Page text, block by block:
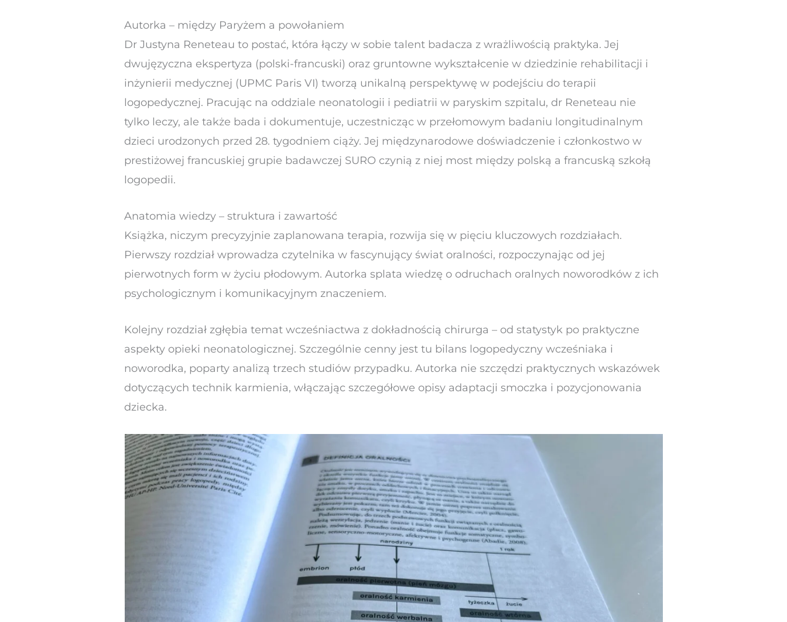
Autorka – między Paryżem a powołaniem
Dr Justyna Reneteau to postać, która łączy w sobie talent badacza z wrażliwością praktyka. Jej
dwujęzyczna ekspertyza (polski-francuski) oraz gruntowne wykształcenie w dziedzinie rehabilitacji i
inżynierii medycznej (UPMC Paris VI) tworzą unikalną perspektywę w podejściu do terapii
logopedycznej. Pracując na oddziale neonatologii i pediatrii w paryskim szpitalu, dr Reneteau nie
tylko leczy, ale także bada i dokumentuje, uczestnicząc w przełomowym badaniu longitudinalnym
dzieci urodzonych przed 28. tygodniem ciąży. Jej międzynarodowe doświadczenie i członkostwo w
prestiżowej francuskiej grupie badawczej SURO czynią z niej most między polską a francuską szkołą
logopedii.
Anatomia wiedzy – struktura i zawartość
Książka, niczym precyzyjnie zaplanowana terapia, rozwija się w pięciu kluczowych rozdziałach.
Pierwszy rozdział wprowadza czytelnika w fascynujący świat oralności, rozpoczynając od jej
pierwotnych form w życiu płodowym. Autorka splata wiedzę o odruchach oralnych noworodków z ich
psychologicznym i komunikacyjnym znaczeniem.
Kolejny rozdział zgłębia temat wcześniactwa z dokładnością chirurga – od statystyk po praktyczne
aspekty opieki neonatologicznej. Szczególnie cenny jest tu bilans logopedyczny wcześniaka i
noworodka, poparty analizą trzech studiów przypadku. Autorka nie szczędzi praktycznych wskazówek
dotyczących technik karmienia, włączając szczegółowe opisy adaptacji smoczka i pozycjonowania
dziecka.